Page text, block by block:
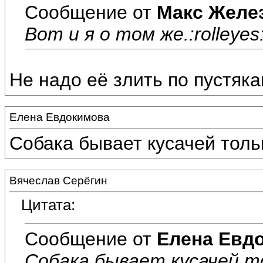
Сообщение от Макс
Вот и я о том
Не надо её злить по
Елена Евдокимова
Собака бывает кусачей
Вячеслав Серёгин
Цитата:
Сообщение от Елена